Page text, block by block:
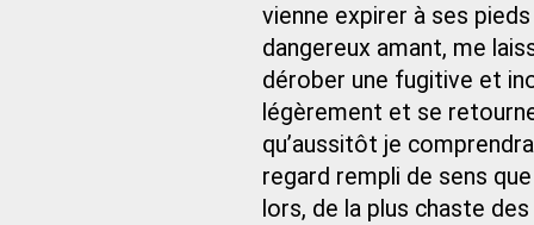
vienne expirer à ses
dangereux amant, me
dérober une fugitive et
légèrement et se
qu’aussitôt je
regard rempli de sens
lors, de la plus chaste